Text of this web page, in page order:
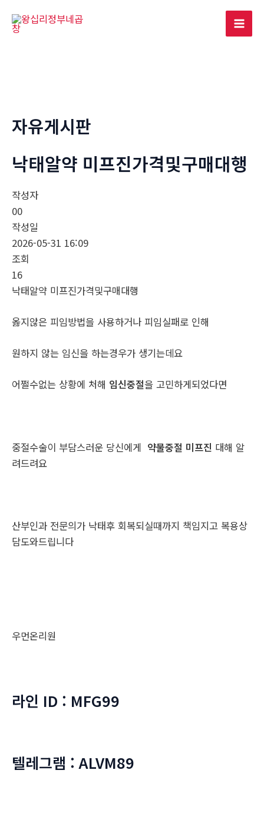
Main
자유게시판
낙­태알약 미­프진가격및구매대행
작성자
00
작성일
2026-05-31 16:09
조회
16
낙­태알약 미­프진가격및구매대행
옳지않은 피임방법을 사용하거나 피임실패로 인해
원하지 않는 임신을 하는경우가 생기는데요
어쩔수없는 상황에 처해 임신중절을 고민하게되었다면
중절수술이 부담스러운 당신에게 약물중절 미프진 대해 알
려드려요
산부인과 전문의가 낙태후 회복되실때까지 책임지고 복용상
담도와드립니다
우먼온리원
라인 ID : MFG99
텔레그램 : ALVM89